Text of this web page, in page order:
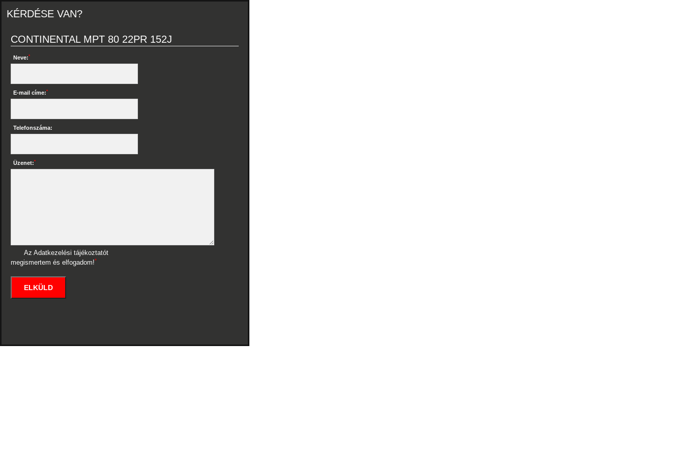
KÉRDÉSE VAN?
CONTINENTAL MPT 80 22PR 152J
Neve:*
E-mail címe:*
Telefonszáma:
Üzenet:*
Az Adatkezelési tájékoztatót
megismertem és elfogadom!*